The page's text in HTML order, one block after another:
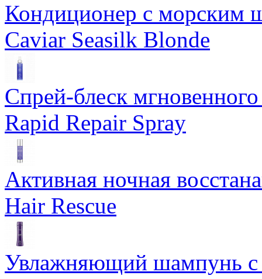
Кондиционер с морским
Caviar Seasilk Blonde
Спрей-блеск
Rapid Repair Spray
Активная ночная
Hair Rescue
Увлажняющий шампунь